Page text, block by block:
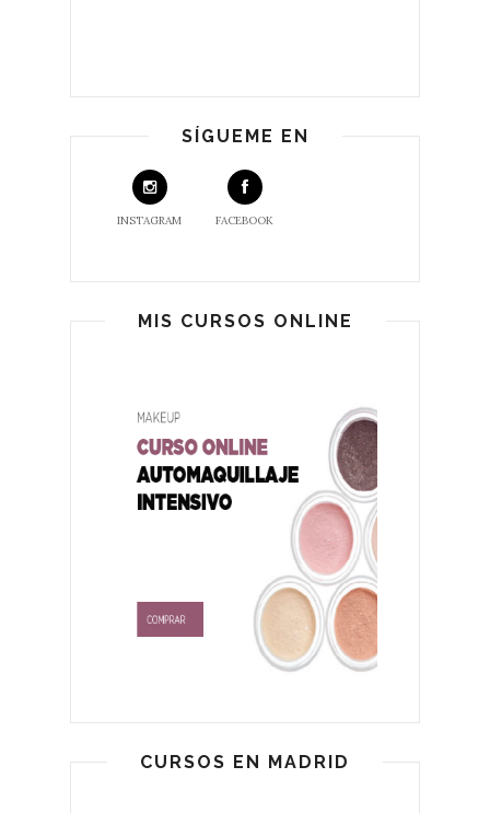
SÍGUEME EN
INSTAGRAM FACEBOOK
MIS CURSOS ONLINE
CURSOS EN MADRID